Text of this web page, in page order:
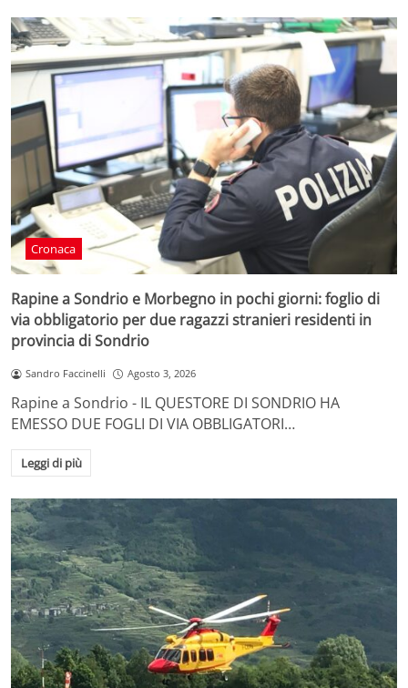
Cronaca
Rapine a Sondrio e Morbegno in pochi giorni: foglio di
via obbligatorio per due ragazzi stranieri residenti in
provincia di Sondrio
Sandro Faccinelli Agosto 3, 2026
Rapine a Sondrio - IL QUESTORE DI SONDRIO HA
EMESSO DUE FOGLI DI VIA OBBLIGATORI…
Leggi di più